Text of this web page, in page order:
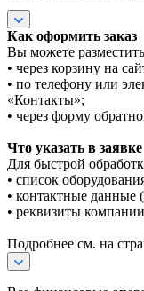
Как оформить заказ
Вы можете
• через корзину на
• по телефону или
«Контакты»;
• через форму
Что указать в заявке
Для быстрой
• список
• контактные данные
• реквизиты
Подробнее см. на